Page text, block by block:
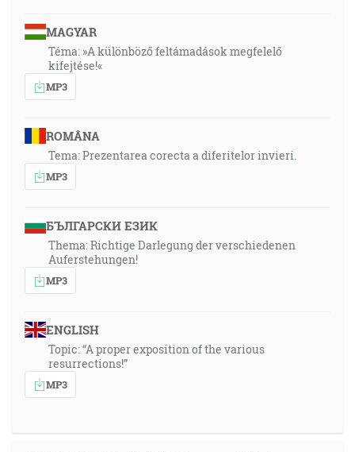
MAGYAR
Téma: »A különböző feltámadások megfelelő
kifejtése!«
MP3
ROMÂNA
Tema: Prezentarea corecta a diferitelor invieri.
MP3
БЪЛГАРСКИ ЕЗИК
Thema: Richtige Darlegung der verschiedenen
Auferstehungen!
MP3
ENGLISH
Topic: “A proper exposition of the various
resurrections!”
MP3